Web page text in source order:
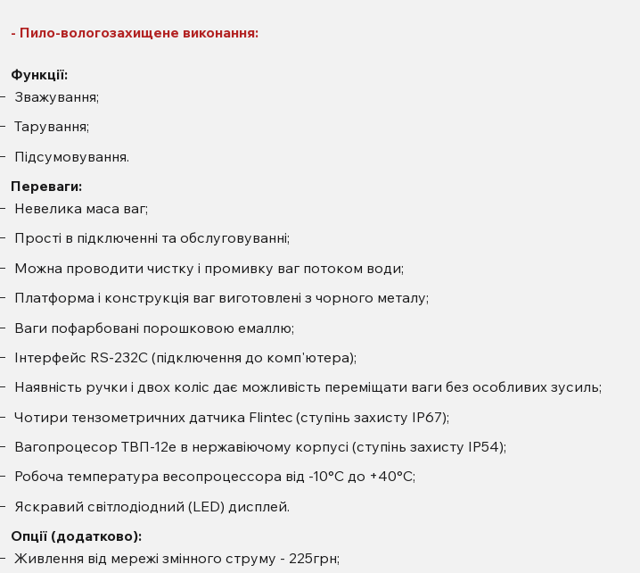
- Пило-вологозахищене виконання:
Функції:
Зважування;
Тарування;
Підсумовування.
Переваги:
Невелика маса ваг;
Прості в підключенні та обслуговуванні;
Можна проводити чистку і промивку ваг потоком води;
Платформа і конструкція ваг виготовлені з чорного металу;
Ваги пофарбовані порошковою емаллю;
Інтерфейс RS-232C (підключення до комп'ютера);
Наявність ручки і двох коліс дає можливість переміщати ваги без особливих зусиль;
Чотири тензометричних датчика Flintec (ступінь захисту IP67);
Вагопроцесор ТВП-12е в нержавіючому корпусі (ступінь захисту IP54);
Робоча температура весопроцессора від -10°С до +40°С;
Яскравий світлодіодний (LED) дисплей.
Опції (додатково):
Живлення від мережі змінного струму - 225грн;